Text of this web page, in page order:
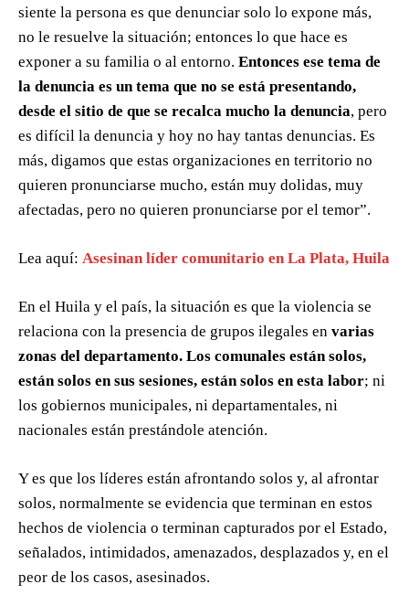
siente la persona es que denunciar solo lo expone más,
no le resuelve la situación; entonces lo que hace es
exponer a su familia o al entorno. Entonces ese tema de
la denuncia es un tema que no se está presentando,
desde el sitio de que se recalca mucho la denuncia, pero
es difícil la denuncia y hoy no hay tantas denuncias. Es
más, digamos que estas organizaciones en territorio no
quieren pronunciarse mucho, están muy dolidas, muy
afectadas, pero no quieren pronunciarse por el temor”.
Lea aquí: Asesinan líder comunitario en La Plata, Huila
En el Huila y el país, la situación es que la violencia se
relaciona con la presencia de grupos ilegales en varias
zonas del departamento. Los comunales están solos,
están solos en sus sesiones, están solos en esta labor; ni
los gobiernos municipales, ni departamentales, ni
nacionales están prestándole atención.
Y es que los líderes están afrontando solos y, al afrontar
solos, normalmente se evidencia que terminan en estos
hechos de violencia o terminan capturados por el Estado,
señalados, intimidados, amenazados, desplazados y, en el
peor de los casos, asesinados.